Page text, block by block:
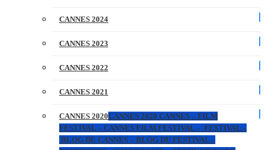
CANNES 2024
CANNES 2023
CANNES 2022
CANNES 2021
CANNES 2020CANNES 2020 CANNES – FILM
FESTIVAL – CANNES FILM FESTIVAL – FESTIVAL –
BLOG DE CANNES – BLOG DU FESTIVAL –